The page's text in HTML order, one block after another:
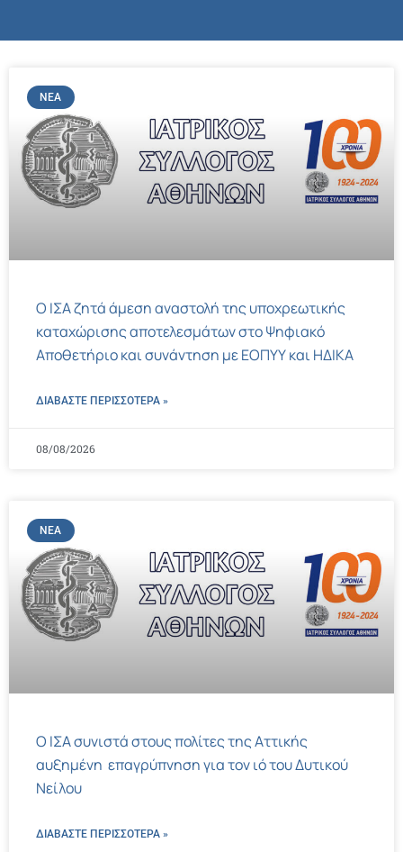
ΝΈΑ
Ο ΙΣΑ ζητά άμεση αναστολή της υποχρεωτικής
καταχώρισης αποτελεσμάτων στο Ψηφιακό
Αποθετήριο και συνάντηση με ΕΟΠΥΥ και ΗΔΙΚΑ
ΔΙΑΒΑΣΤΕ ΠΕΡΙΣΣΌΤΕΡΑ »
08/08/2026
ΝΈΑ
Ο ΙΣΑ συνιστά στους πολίτες της Αττικής
αυξημένη επαγρύπνηση για τον ιό του Δυτικού
Νείλου
ΔΙΑΒΑΣΤΕ ΠΕΡΙΣΣΌΤΕΡΑ »